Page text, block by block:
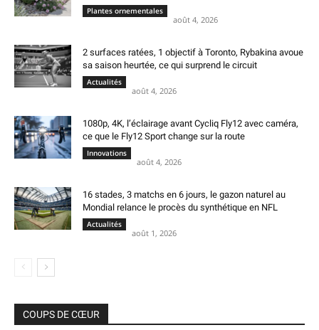
Plantes ornementales
août 4, 2026
2 surfaces ratées, 1 objectif à Toronto, Rybakina avoue
sa saison heurtée, ce qui surprend le circuit
Actualités
août 4, 2026
1080p, 4K, l’éclairage avant Cycliq Fly12 avec caméra,
ce que le Fly12 Sport change sur la route
Innovations
août 4, 2026
16 stades, 3 matchs en 6 jours, le gazon naturel au
Mondial relance le procès du synthétique en NFL
Actualités
août 1, 2026
COUPS DE CŒUR